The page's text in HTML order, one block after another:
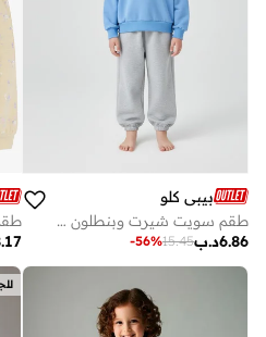
بيبي كلو
طقم سويت شيرت وبنطلون رياضي باللونين الأزرق والرمادي
د.ب6.86
15.45
-56%